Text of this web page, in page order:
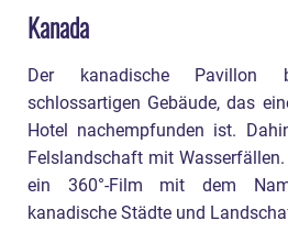
Kanada
Der kanadische Pavillon
schlossartigen Gebäude, das
Hotel nachempfunden ist.
Felslandschaft mit
ein 360°-Film mit dem
kanadische Städte und